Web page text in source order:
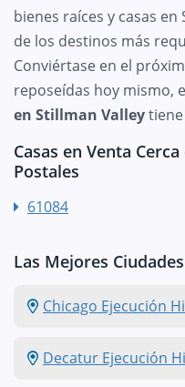
bienes raíces y casas
de los destinos más
Conviértase en el
reposeídas hoy mismo,
en Stillman Valley
Casas en Venta
Postales
61084
Las Mejores
Chicago Ejecución
Decatur Ejecución